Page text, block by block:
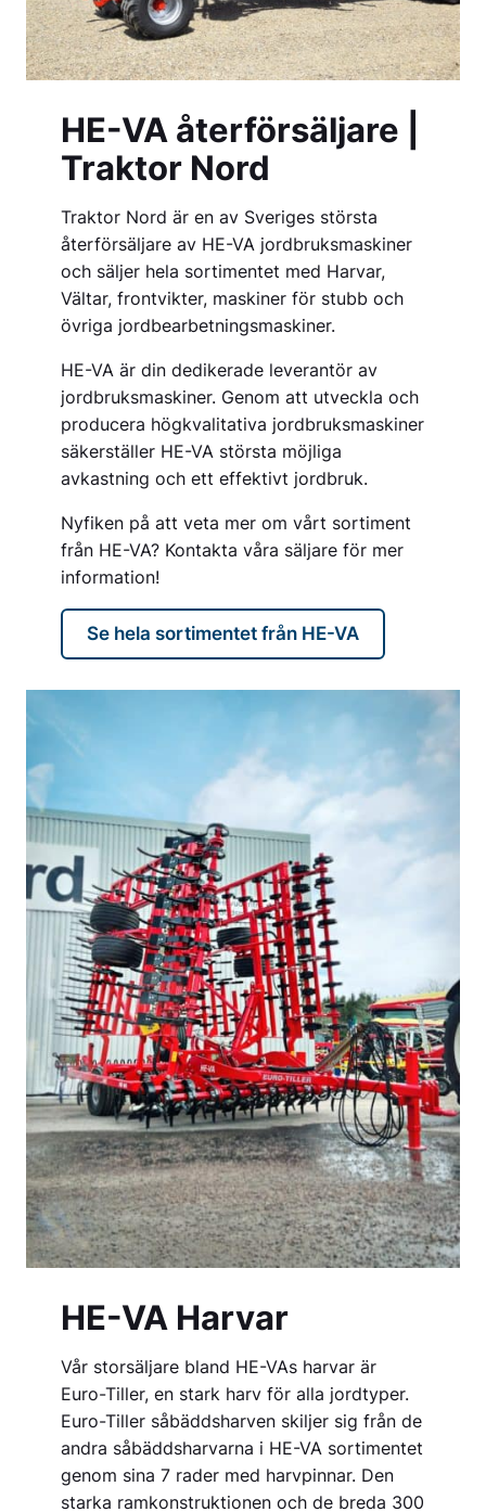
HE-VA återförsäljare |
Traktor Nord
Traktor Nord är en av Sveriges största
återförsäljare av HE-VA jordbruksmaskiner
och säljer hela sortimentet med Harvar,
Vältar, frontvikter, maskiner för stubb och
övriga jordbearbetningsmaskiner.
HE-VA är din dedikerade leverantör av
jordbruksmaskiner. Genom att utveckla och
producera högkvalitativa jordbruksmaskiner
säkerställer HE-VA största möjliga
avkastning och ett effektivt jordbruk.
Nyfiken på att veta mer om vårt sortiment
från HE-VA? Kontakta våra säljare för mer
information!
Se hela sortimentet från HE-VA
HE-VA Harvar
Vår storsäljare bland HE-VAs harvar är
Euro-Tiller, en stark harv för alla jordtyper.
Euro-Tiller såbäddsharven skiljer sig från de
andra såbäddsharvarna i HE-VA sortimentet
genom sina 7 rader med harvpinnar. Den
starka ramkonstruktionen och de breda 300